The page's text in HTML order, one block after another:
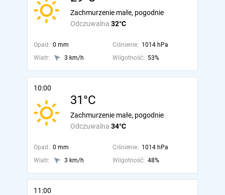
Odczuwalna 32°C
Zachmurzenie małe, pogodnie
Opad: 0 mm Ciśnienie: 1014 hPa
Wiatr:
3 km/h Wilgotność: 53%
10:00
31°C
Odczuwalna 34°C
Zachmurzenie małe, pogodnie
Opad: 0 mm Ciśnienie: 1014 hPa
Wiatr:
3 km/h Wilgotność: 48%
11:00